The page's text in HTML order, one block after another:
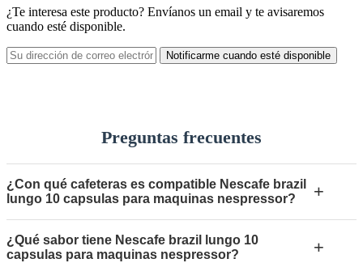
¿Te interesa este producto? Envíanos un email y te avisaremos
cuando esté disponible.
Notificarme cuando esté disponible
Preguntas frecuentes
¿Con qué cafeteras es compatible Nescafe brazil
lungo 10 capsulas para maquinas nespressor?
+
¿Qué sabor tiene Nescafe brazil lungo 10
capsulas para maquinas nespressor?
+